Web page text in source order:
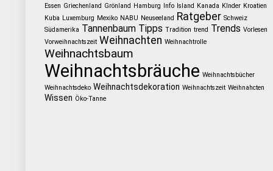
Essen Griechenland Grönland Hamburg Info Island Kanada KInder Kroatien
Kuba Luxemburg Mexiko NABU Neuseeland Ratgeber Schweiz
Südamerika Tannenbaum Tipps Tradition trend Trends Vorlesen
Vorweihnachtszeit Weihnachten Weihnachtrolle
Weihnachtsbaum
Weihnachtsbräuche Weihnachtsbücher
Weihnachtsdeko Weihnachtsdekoration Weihnachtszeit Weihnahcten
Wissen Öko-Tanne